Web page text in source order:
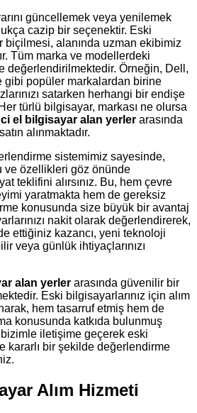
güncellemek veya yenilemek
cazip bir seçenektir. Eski
biçilmesi, alanında uzman ekibimiz
Tüm marka ve modellerdeki
değerlendirilmektedir. Örneğin, Dell,
gibi popüler markalardan birine
satarken herhangi bir endişe
türlü bilgisayar, markası ne olursa
el bilgisayar alan yerler arasında
alınmaktadır.
sistemimiz sayesinde,
ve özellikleri göz önünde
teklifini alırsınız. Bu, hem çevre
yaratmakta hem de gereksiz
konusunda size büyük bir avantaj
nakit olarak değerlendirerek,
ettiğiniz kazancı, yeni teknoloji
veya günlük ihtiyaçlarınızı
alan yerler arasında güvenilir bir
Eski bilgisayarlarınız için alım
hem tasarruf etmiş hem de
konusunda katkıda bulunmuş
iletişime geçerek eski
kararlı bir şekilde değerlendirme
Alım Hizmeti